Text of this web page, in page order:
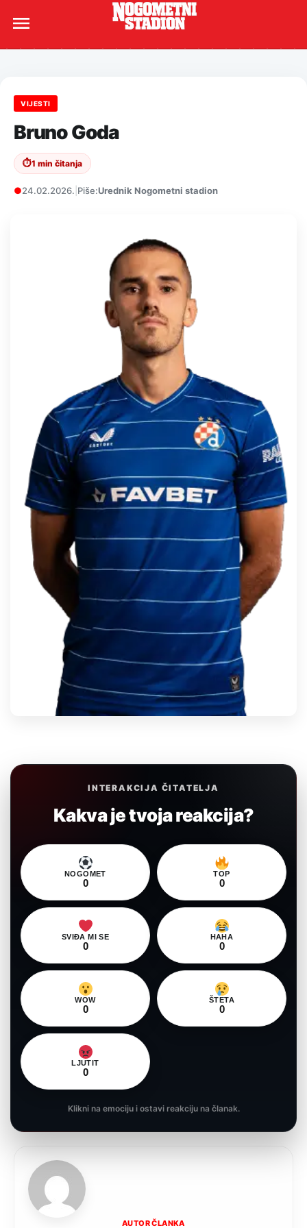
VIJESTI
Bruno Goda
⏱1 min čitanja
●24.02.2026. Piše:Urednik Nogometni stadion
INTERAKCIJA ČITATELJA
Kakva je tvoja reakcija?
NOGOMET
0
TOP
0
SVIĐA MI SE
0
HAHA
0
WOW
0
ŠTETA
0
LJUTIT
0
Klikni na emociju i ostavi reakciju na članak.
AUTOR ČLANKA